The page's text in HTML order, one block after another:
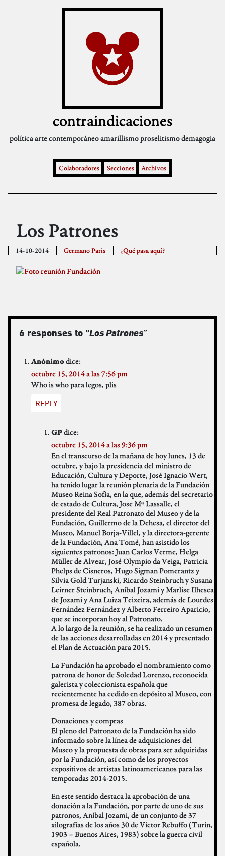
contraindicaciones
políticaarte contemporáneoamarillismoproselitismodemagogia
Colaboradores Secciones Archivos
Los Patrones
14-10-2014 Germano Paris ¿Qué pasa aquí?
6 responses to “Los Patrones”
Anónimodice:
octubre 15, 2014 a las 7:56 pm
Who is who para legos, plis
REPLY
GPdice:
octubre 15, 2014 a las 9:36 pm
En el transcurso de la mañana de hoy lunes, 13 de
octubre, y bajo la presidencia del ministro de
Educación, Cultura y Deporte, José Ignacio Wert,
ha tenido lugar la reunión plenaria de la Fundación
Museo Reina Sofía, en la que, además del secretario
de estado de Cultura, Jose Mª Lassalle, el
presidente del Real Patronato del Museo y de la
Fundación, Guillermo de la Dehesa, el director del
Museo, Manuel Borja-Villel, y la directora-gerente
de la Fundación, Ana Tomé, han asistido los
siguientes patronos: Juan Carlos Verme, Helga
Müller de Alvear, José Olympio da Veiga, Patricia
Phelps de Cisneros, Hugo Sigman Pomerantz y
Silvia Gold Turjanski, Ricardo Steinbruch y Susana
Leirner Steinbruch, Aníbal Jozami y Marlise Ilhesca
de Jozami y Ana Luiza Teixeira, además de Lourdes
Fernández Fernández y Alberto Ferreiro Aparicio,
que se incorporan hoy al Patronato.
A lo largo de la reunión, se ha realizado un resumen
de las acciones desarrolladas en 2014 y presentado
el Plan de Actuación para 2015.
La Fundación ha aprobado el nombramiento como
patrona de honor de Soledad Lorenzo, reconocida
galerista y coleccionista española que
recientemente ha cedido en depósito al Museo, con
promesa de legado, 387 obras.
Donaciones y compras
El pleno del Patronato de la Fundación ha sido
informado sobre la línea de adquisiciones del
Museo y la propuesta de obras para ser adquiridas
por la Fundación, así como de los proyectos
expositivos de artistas latinoamericanos para las
temporadas 2014-2015.
En este sentido destaca la aprobación de una
donación a la Fundación, por parte de uno de sus
patronos, Aníbal Jozami, de un conjunto de 37
xilografías de los años 30 de Víctor Rebuffo (Turín,
1903 – Buenos Aires, 1983) sobre la guerra civil
española.